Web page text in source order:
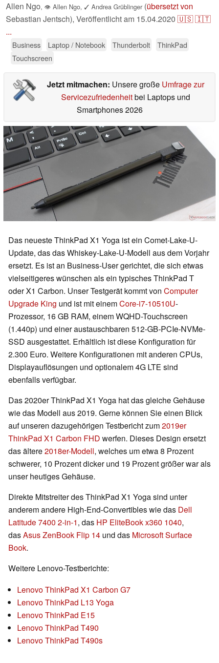
Allen Ngo, 👁 Allen Ngo, ✓ Andrea Grüblinger (übersetzt von
Sebastian Jentsch), Veröffentlicht am 15.04.2020 🇺🇸🇮🇹
...
Business Laptop / Notebook Thunderbolt
ThinkPad
Touchscreen
Jetzt mitmachen: Unsere große Umfrage zur
Servicezufriedenheitbei Laptops und
Smartphones 2026
Das neueste ThinkPad X1 Yoga ist ein Comet-Lake-U-
Update, das das Whiskey-Lake-U-Modell aus dem Vorjahr
ersetzt. Es ist an Business-User gerichtet, die sich etwas
vielseitigeres wünschen als ein typisches ThinkPad T
oder X1 Carbon. Unser Testgerät kommt von Computer
Upgrade King und ist mit einemCore-i7-10510U-
Prozessor, 16 GB RAM, einem WQHD-Touchscreen
(1.440p) und einer austauschbaren 512-GB-PCIe-NVMe-
SSD ausgestattet. Erhältlich ist diese Konfiguration für
2.300 Euro. Weitere Konfigurationen mit anderen CPUs,
Displayauflösungen und optionalem 4G LTE sind
ebenfalls verfügbar.
Das 2020er ThinkPad X1 Yoga hat das gleiche Gehäuse
wie das Modell aus 2019. Gerne können Sie einen Blick
auf unseren dazugehörigen Testbericht zum2019er
ThinkPad X1 Carbon FHD werfen. Dieses Design ersetzt
das ältere2018er-Modell, welches um etwa 8 Prozent
schwerer, 10 Prozent dicker und 19 Prozent größer war als
unser heutiges Gehäuse.
Direkte Mitstreiter des ThinkPad X1 Yoga sind unter
anderem andere High-End-Convertibles wie das Dell
Latitude 7400 2-in-1, das HP EliteBook x360 1040,
dasAsus ZenBook Flip 14 und das Microsoft Surface
Book.
Weitere Lenovo-Testberichte:
Lenovo ThinkPad X1 Carbon G7
Lenovo ThinkPad L13 Yoga
Lenovo ThinkPad E15
Lenovo ThinkPad T490
Lenovo ThinkPad T490s